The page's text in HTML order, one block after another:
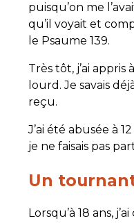
puisqu’on me
qu’il voyait et
le Psaume 139.
Très tôt, j’ai
lourd. Je savais
reçu.
J’ai été abusée à
je ne faisais pas
Un
Lorsqu’à 18 ans,